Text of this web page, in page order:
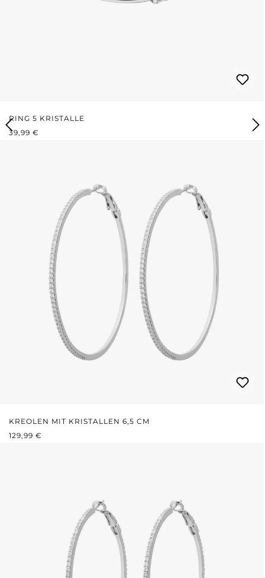
RING 5 KRISTALLE
REGULÄRER PREIS:
39,99 €
KREOLEN MIT KRISTALLEN 6,5 CM
REGULÄRER PREIS:
129,99 €